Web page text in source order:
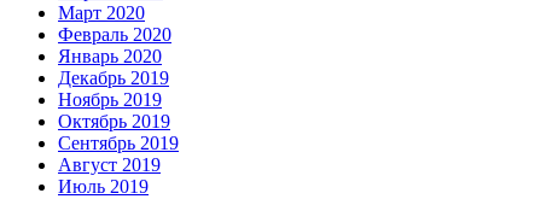
Март 2020
Февраль 2020
Январь 2020
Декабрь 2019
Ноябрь 2019
Октябрь 2019
Сентябрь 2019
Август 2019
Июль 2019